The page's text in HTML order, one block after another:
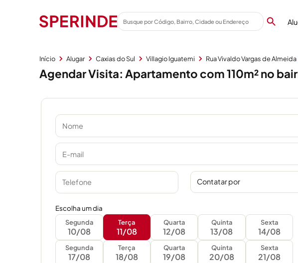
Início Alugar Caxias do Sul Villagio Iguatemi Rua Vivaldo Vargas de Almeida
Agendar Visita: Apartamento com 110m² no
Contatar por
Escolha um dia
Segunda
10/08
Terça
11/08
Quarta
12/08
Quinta
13/08
Sexta
14/08
Segunda
17/08
Terça
18/08
Quarta
19/08
Quinta
20/08
Sexta
21/08